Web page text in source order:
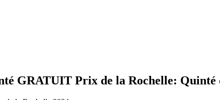
GRATUIT Prix de la Rochelle: